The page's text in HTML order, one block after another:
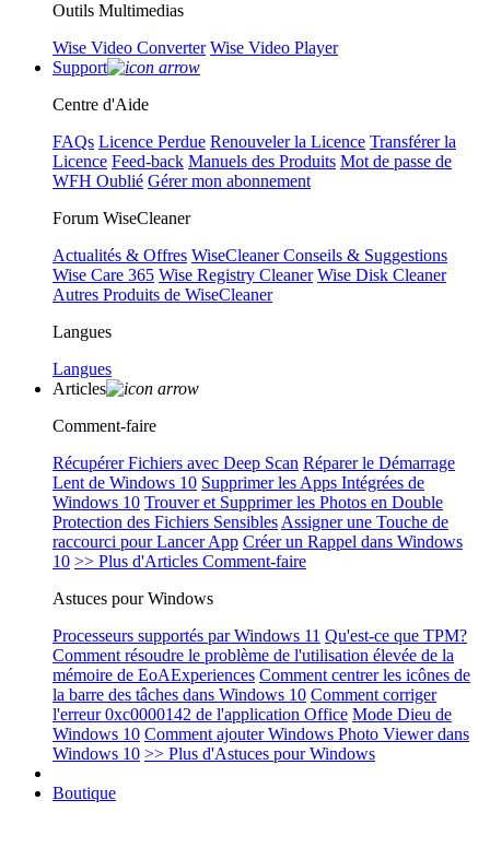
Outils Multimedias
Wise Video Converter Wise Video Player
Support
Centre d'Aide
FAQs Licence Perdue Renouveler la Licence Transférer la
Licence Feed-back Manuels des Produits Mot de passe de
WFH Oublié Gérer mon abonnement
Forum WiseCleaner
Actualités & Offres WiseCleaner Conseils & Suggestions
Wise Care 365 Wise Registry Cleaner Wise Disk Cleaner
Autres Produits de WiseCleaner
Langues
Langues
Articles
Comment-faire
Récupérer Fichiers avec Deep Scan Réparer le Démarrage
Lent de Windows 10 Supprimer les Apps Intégrées de
Windows 10 Trouver et Supprimer les Photos en Double
Protection des Fichiers Sensibles Assigner une Touche de
raccourci pour Lancer App Créer un Rappel dans Windows
10 >> Plus d'Articles Comment-faire
Astuces pour Windows
Processeurs supportés par Windows 11 Qu'est-ce que TPM?
Comment résoudre le problème de l'utilisation élevée de la
mémoire de EoAExperiences Comment centrer les icônes de
la barre des tâches dans Windows 10 Comment corriger
l'erreur 0xc0000142 de l'application Office Mode Dieu de
Windows 10 Comment ajouter Windows Photo Viewer dans
Windows 10 >> Plus d'Astuces pour Windows
Boutique